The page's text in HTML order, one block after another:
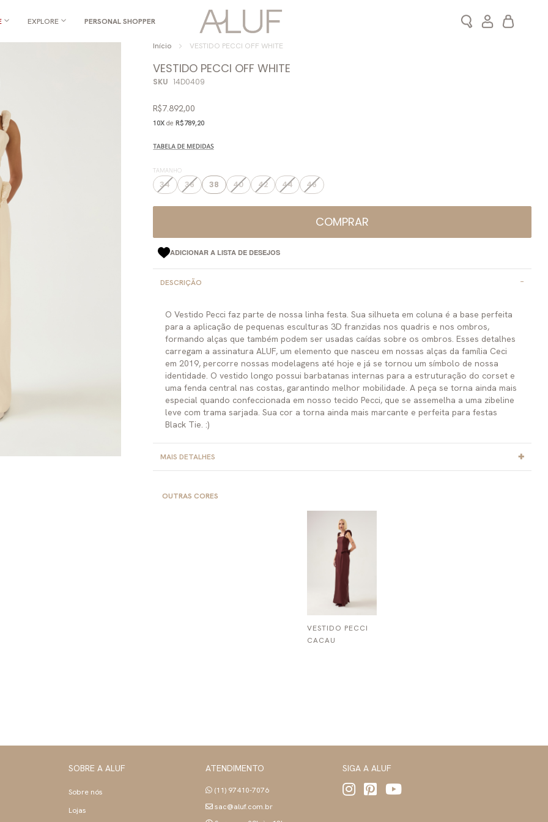
EXPLORE PERSONAL SHOPPER
Search
Meu
Início VESTIDO PECCI OFF WHITE
VESTIDO PECCI OFF WHITE
SKU 14D0409
R$7.892,00
10X de R$789,20
TAMANHO
34 36 38 40 42 44 46
COMPRAR
ADICIONAR A LISTA DE DESEJOS
DESCRIÇÃO
O Vestido Pecci faz parte de nossa linha festa. Sua silhueta em coluna é a base perfeita
para a aplicação de pequenas esculturas 3D franzidas nos quadris e nos ombros,
formando alças que também podem ser usadas caídas sobre os ombros. Esses detalhes
carregam a assinatura ALUF, um elemento que nasceu em nossas alças da família Ceci
em 2019, percorre nossas modelagens até hoje e já se tornou um símbolo de nossa
identidade. O vestido longo possui barbatanas internas para a estruturação do corset e
uma fenda central nas costas, garantindo melhor mobilidade. A peça se torna ainda mais
especial quando confeccionada em nosso tecido Pecci, que se assemelha a uma zibeline
leve com trama sarjada. Sua cor a torna ainda mais marcante e perfeita para festas
Black Tie. :)
MAIS DETALHES
OUTRAS CORES
VESTIDO PECCI
CACAU
SOBRE A ALUF
Sobre nós
Lojas
ATENDIMENTO
(11) 97410-7076
sac@aluf.com.br
SIGA A ALUF